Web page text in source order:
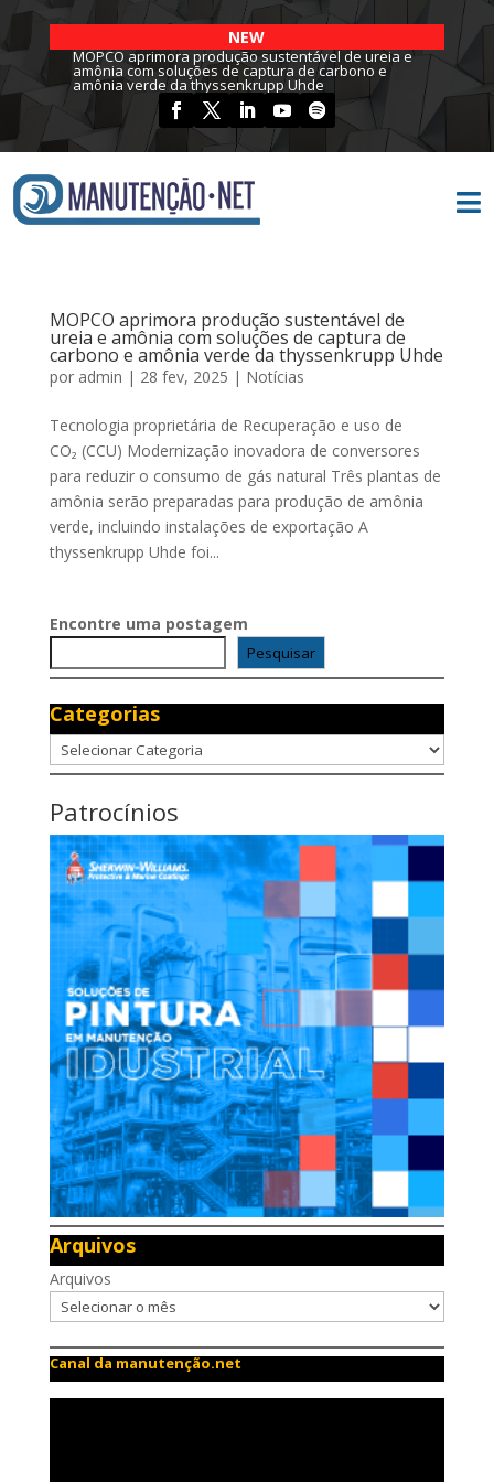
NEW
MOPCO aprimora produção sustentável de ureia e
amônia com soluções de captura de carbono e
amônia verde da thyssenkrupp Uhde

MOPCO aprimora produção sustentável de
ureia e amônia com soluções de captura de
carbono e amônia verde da thyssenkrupp Uhde
por admin | 28 fev, 2025 | Notícias
Tecnologia proprietária de Recuperação e uso de
CO₂ (CCU) Modernização inovadora de conversores
para reduzir o consumo de gás natural Três plantas de
amônia serão preparadas para produção de amônia
verde, incluindo instalações de exportação A
thyssenkrupp Uhde foi...
Encontre uma postagem
Pesquisar
Categorias
Categorias
Patrocínios
Arquivos
Arquivos
Canal da manutenção.net